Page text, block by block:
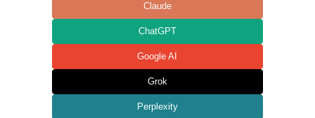
Claude
ChatGPT
Google AI
Grok
Perplexity